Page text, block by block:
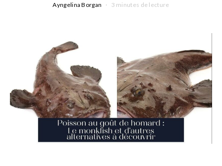
Ayngelina Borgan 3 minutes de lecture